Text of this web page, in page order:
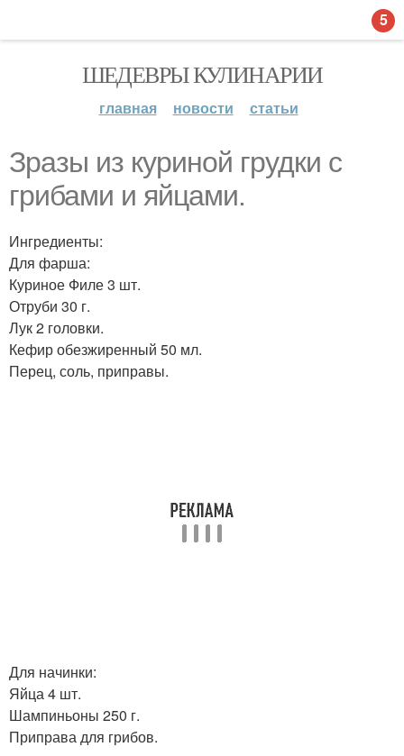
ШЕДЕВРЫ КУЛИНАРИИ
главная новости статьи
Зразы из куриной грудки с
грибами и яйцами.
Ингредиенты:
Для фарша:
Куриное Филе 3 шт.
Отруби 30 г.
Лук 2 головки.
Кефир обезжиренный 50 мл.
Перец, соль, приправы.
Для начинки:
Яйца 4 шт.
Шампиньоны 250 г.
Приправа для грибов.
5